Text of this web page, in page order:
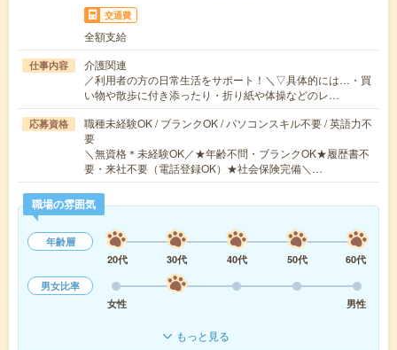
交通費
全額支給
仕事内容
介護関連
／利用者の方の日常生活をサポート！＼▽具体的には…・買
い物や散歩に付き添ったり・折り紙や体操などのレ…
応募資格
職種未経験OK / ブランクOK / パソコンスキル不要 / 英語力不
要
＼無資格＊未経験OK／★年齢不問・ブランクOK★履歴書不
要・来社不要（電話登録OK）★社会保険完備＼…
職場の雰囲気
年齢層
20代
30代 40代 50代
60代
男女比率
女性
男性
もっと見る